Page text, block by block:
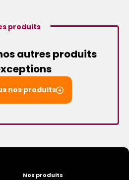
produits
autres produits
nos produits
Nos produits